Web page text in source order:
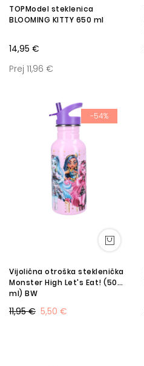
TOPModel steklenica
BLOOMING KITTY 650 ml
14,95 €
Prej 11,96 €
-54%
Vijolična otroška steklenička
Monster High Let's Eat! (500
ml) BW
5,50 €
11,95 €